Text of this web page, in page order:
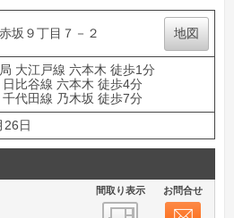
坂９丁目７－２ 地図
大江戸線 六本木 徒歩1分
比谷線 六本木 徒歩4分
代田線 乃木坂 徒歩7分
26日
間取り表示 お問合せ